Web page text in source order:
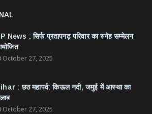
News : सिर्फ प्रतापगढ़ परिवार का स्नेह सम्मेलन
October 27, 2025
: छठ महापर्व: किऊल नदी, जमुई में आस्था का
October 27, 2025